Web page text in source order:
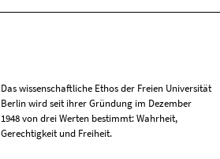
Das wissenschaftliche Ethos der Freien Universität
Berlin wird seit ihrer Gründung im Dezember
1948 von drei Werten bestimmt: Wahrheit,
Gerechtigkeit und Freiheit.